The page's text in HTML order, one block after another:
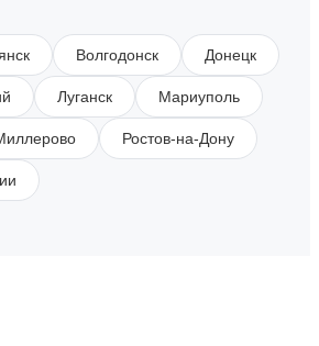
Волгодонск Донецк
Луганск Мариуполь
Ростов-на-Дону